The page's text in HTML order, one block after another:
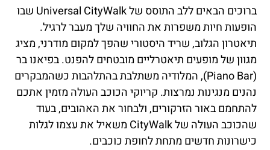
ברוכים הבאים ללב התוסס של Universal CityWalk שבו
הופעות חיות משפרות את החוויה שלך מעבר לרגיל.
תיאטרון הגלוב, שריד היסטורי שהפך למקום מודרני, מציג
מגוון של מופעים תיאטרליים מובטחים להפנט. בפיאנו בר
(Piano Bar), המלודיה משתלבת בהתלהבות כשהמבקרים
נהנים מנגינות נמרצות. קריוקי הכוכב העולה מזמין אתכם
להתחמם באור הזרקורים, ולבחור את האהובים, בעוד
שהכוכב העולה של CityWalk משאיל את עצמו לגלות
כישרונות חדשים מתחת לחופת כוכבים.